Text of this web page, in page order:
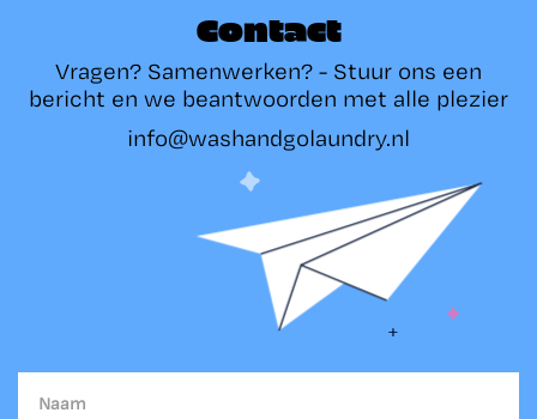
Contact
Vragen? Samenwerken? - Stuur ons een
bericht en we beantwoorden met alle plezier
info@washandgolaundry.nl